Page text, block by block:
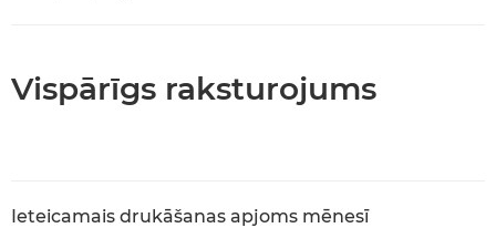
Vispārīgs raksturojums
Ieteicamais drukāšanas apjoms mēnesī